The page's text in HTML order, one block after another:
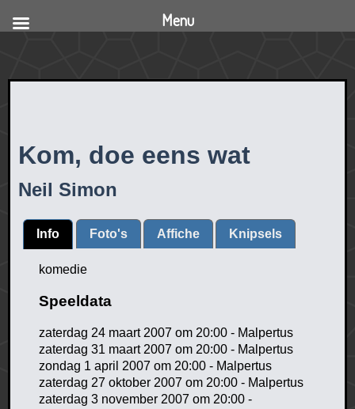
Kom, doe eens wat
Neil Simon
Info Foto's Affiche Knipsels
komedie
Speeldata
zaterdag 24 maart 2007 om 20:00 - Malpertus
zaterdag 31 maart 2007 om 20:00 - Malpertus
zondag 1 april 2007 om 20:00 - Malpertus
zaterdag 27 oktober 2007 om 20:00 - Malpertus
zaterdag 3 november 2007 om 20:00 -
Menu